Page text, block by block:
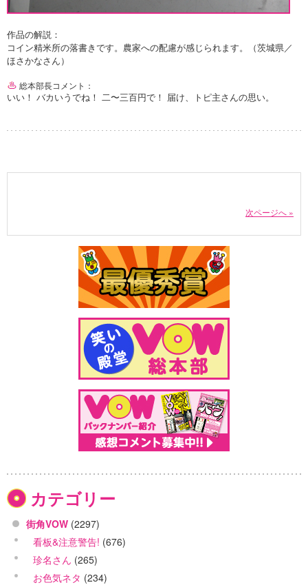
作品の解説：
コイン精米所の落書きです。農家への配慮が感じられます。（茨城県／
ほさかなさん）
総本部長コメント：
いい！ バカいうでね！ 二〜三百円で！ 届け、トピ主さんの思い。
次ページへ »
カテゴリー
街角VOW (2297)
看板&注意警告! (676)
珍名さん (265)
お色気ネタ (234)